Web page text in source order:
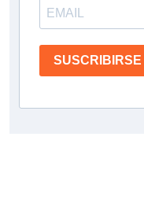
SUSCRIBIRSE